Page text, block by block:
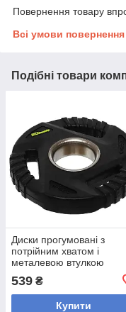
Повернення товару
Всі умови повернення
Подібні товари
Диски прогумовані з
потрійним хватом і
металевою втулкою
Buddy TA-9649-1_25
кг (зовнішній ø-15,5 см,
539 ₴
Купити